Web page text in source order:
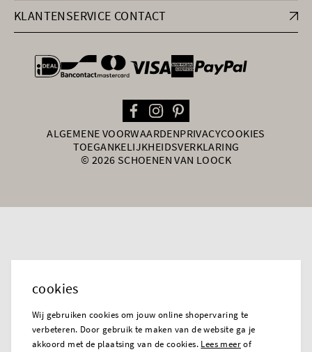
KLANTENSERVICE CONTACT
general.paymentOptions
ALGEMENE VOORWAARDENPRIVACYCOOKIES
TOEGANKELIJKHEIDSVERKLARING
© 2026 SCHOENEN VAN LOOCK
cookies
Wij gebruiken cookies om jouw online shopervaring te
verbeteren. Door gebruik te maken van de website ga je
akkoord met de plaatsing van de cookies. Lees meerof